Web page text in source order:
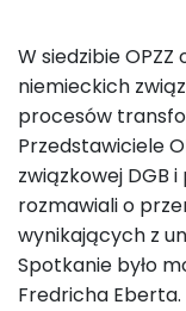
W siedzibie
niemieckich
procesów
Przedstawiciele
związkowej DGB
rozmawiali o
wynikających z
Spotkanie było
Fredricha Eberta.